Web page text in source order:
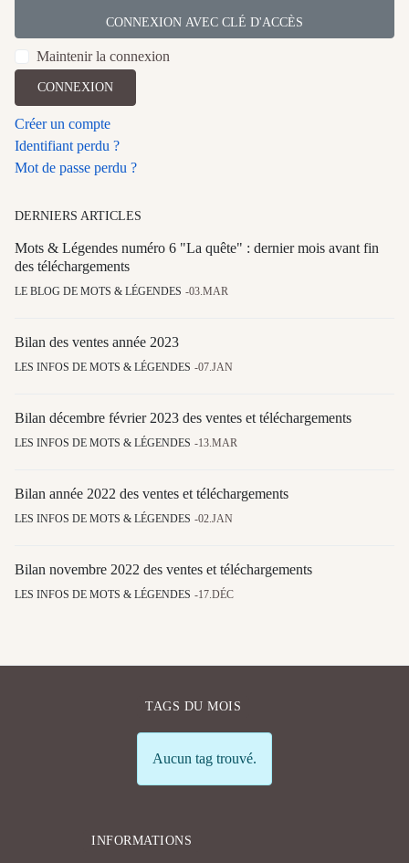
CONNEXION AVEC CLÉ D'ACCÈS
Maintenir la connexion
CONNEXION
Créer un compte
Identifiant perdu ?
Mot de passe perdu ?
DERNIERS ARTICLES
Mots & Légendes numéro 6 "La quête" : dernier mois avant fin
des téléchargements
LE BLOG DE MOTS & LÉGENDES 03.MAR
Bilan des ventes année 2023
LES INFOS DE MOTS & LÉGENDES 07.JAN
Bilan décembre février 2023 des ventes et téléchargements
LES INFOS DE MOTS & LÉGENDES 13.MAR
Bilan année 2022 des ventes et téléchargements
LES INFOS DE MOTS & LÉGENDES 02.JAN
Bilan novembre 2022 des ventes et téléchargements
LES INFOS DE MOTS & LÉGENDES 17.DÉC
TAGS DU MOIS
Info
Aucun tag trouvé.
INFORMATIONS